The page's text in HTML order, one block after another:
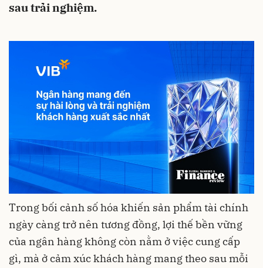
sau trải nghiệm.
Trong bối cảnh số hóa khiến sản phẩm tài chính
ngày càng trở nên tương đồng, lợi thế bền vững
của ngân hàng không còn nằm ở việc cung cấp
gì, mà ở cảm xúc khách hàng mang theo sau mỗi